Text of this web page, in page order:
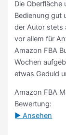
Die Oberfläche
Bedienung gut
der Autor stets
vor allem für
Amazon FBA
Wochen
etwas Geduld
Amazon FBA
Bewertung:
► Ansehen